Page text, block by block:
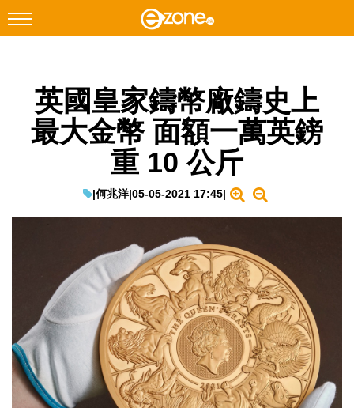
Facebook Instagram
科技焦點
教學評測
生成式AI與雲端應用
Enterprise Digital Transformation
特集
英國皇家鑄幣廠鑄史上
最大金幣 面額一萬英鎊
重 10 公斤
|何兆洋|05-05-2021 17:45|